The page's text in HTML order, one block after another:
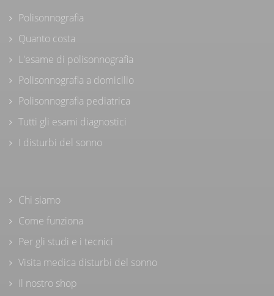
Polisonnografia
Quanto costa
L'esame di polisonnografia
Polisonnografia a domicilio
Polisonnografia pediatrica
Tutti gli esami diagnostici
I disturbi del sonno
Chi siamo
Come funziona
Per gli studi e i tecnici
Visita medica disturbi del sonno
Il nostro shop